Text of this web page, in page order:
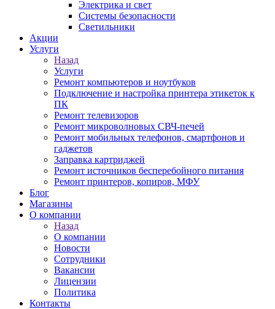
Электрика и свет
Системы безопасности
Светильники
Акции
Услуги
Назад
Услуги
Ремонт компьютеров и ноутбуков
Подключение и настройка принтера этикеток к
ПК
Ремонт телевизоров
Ремонт микроволновых СВЧ-печей
Ремонт мобильных телефонов, смартфонов и
гаджетов
Заправка картриджей
Ремонт источников бесперебойного питания
Ремонт принтеров, копиров, МФУ
Блог
Магазины
О компании
Назад
О компании
Новости
Сотрудники
Вакансии
Лицензии
Политика
Контакты